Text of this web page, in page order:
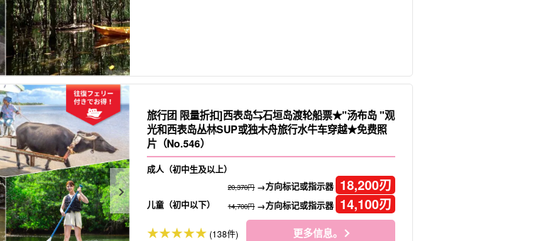
旅行团 限量折扣]西表岛⇆石垣岛渡轮船票★"汤布岛 "观
光和西表岛丛林SUP或独木舟旅行水牛车穿越★免费照
片（No.546）
成人（初中生及以上）
20,370円→方向标记或指示器 18,200刃
儿童（初中以下） 14,700円→方向标记或指示器 14,100刃
(138件) 更多信息。